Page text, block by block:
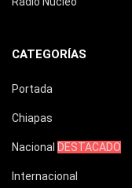
CATEGORÍAS
Portada
Chiapas
Nacional DESTACADO
Internacional